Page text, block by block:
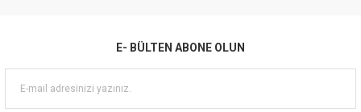
E- BÜLTEN ABONE OLUN